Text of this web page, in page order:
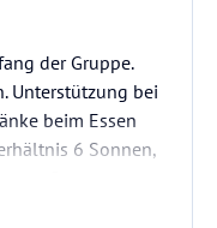
der Gruppe.
Unterstützung bei
beim Essen
6 Sonnen,